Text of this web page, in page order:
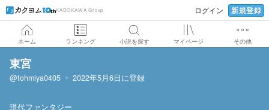
KADOKAWA Group ログイン 新規登録
ホーム ランキング 小説を探す マイページ その他
東宮
@tohmiya0405 2022年5月6日に登録
現代ファンタジー